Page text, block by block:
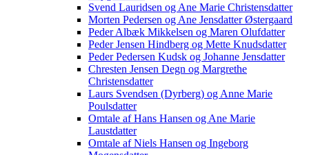
Svend Lauridsen og Ane Marie Christensdatter
Morten Pedersen og Ane Jensdatter Østergaard
Peder Albæk Mikkelsen og Maren Olufdatter
Peder Jensen Hindberg og Mette Knudsdatter
Peder Pedersen Kudsk og Johanne Jensdatter
Chresten Jensen Degn og Margrethe
Christensdatter
Laurs Svendsen (Dyrberg) og Anne Marie
Poulsdatter
Omtale af Hans Hansen og Ane Marie
Laustdatter
Omtale af Niels Hansen og Ingeborg